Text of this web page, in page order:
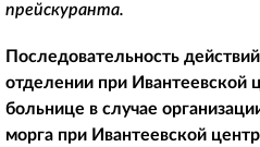
прейскуранта.
Последовательность
отделении при Ивантеевской
больнице в случае
морга при Ивантеевской